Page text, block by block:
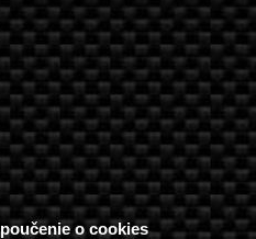
o cookies